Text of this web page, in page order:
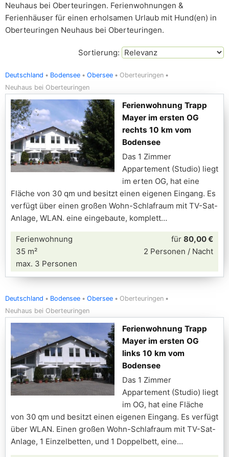
Neuhaus bei Oberteuringen. Ferienwohnungen &
Ferienhäuser für einen erholsamen Urlaub mit Hund(en) in
Oberteuringen Neuhaus bei Oberteuringen.
Sortierung:
Deutschland Bodensee Obersee
Oberteuringen
Neuhaus bei Oberteuringen
Ferienwohnung Trapp
Mayer im ersten OG
rechts 10 km vom
Bodensee
Das 1 Zimmer
Appartement (Studio) liegt
im erten OG, hat eine
Fläche von 30 qm und besitzt einen eigenen Eingang. Es
verfügt über einen großen Wohn-Schlafraum mit TV-Sat-
Anlage, WLAN. eine eingebaute, komplett
Ferienwohnung
35 m²
max. 3 Personen
für 80,00 €
2 Personen / Nacht
Deutschland Bodensee Obersee
Oberteuringen
Neuhaus bei Oberteuringen
Ferienwohnung Trapp
Mayer im ersten OG
links 10 km vom
Bodensee
Das 1 Zimmer
Appartement (Studio) liegt
im OG, hat eine Fläche
von 30 qm und besitzt einen eigenen Eingang. Es verfügt
über WLAN. Einen großen Wohn-Schlafraum mit TV-Sat-
Anlage, 1 Einzelbetten, und 1 Doppelbett, eine